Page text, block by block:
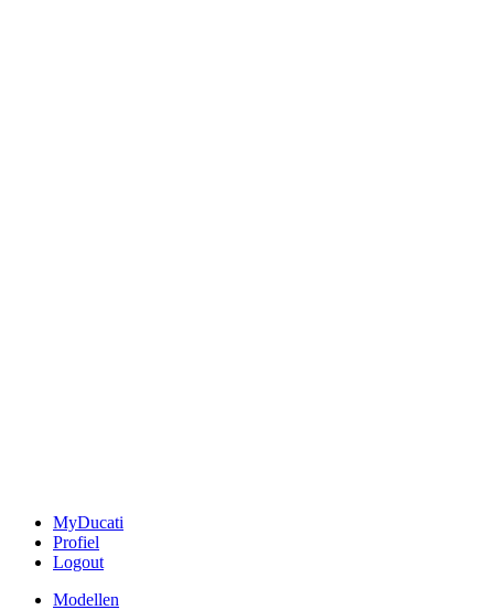
MyDucati
Profiel
Logout
Modellen